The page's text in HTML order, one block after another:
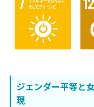
ジェンダー平等と
現